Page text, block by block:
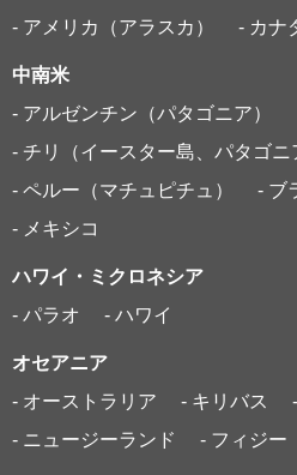
- アメリカ（アラスカ）
- カナ
中南米
- アルゼンチン（パタゴニア）
- チリ（イースター島、パタゴニ
- ペルー（マチュピチュ）
- ブ
- メキシコ
ハワイ・ミクロネシア
- パラオ
- ハワイ
オセアニア
- オーストラリア
- キリバス
- ニュージーランド
- フィジー